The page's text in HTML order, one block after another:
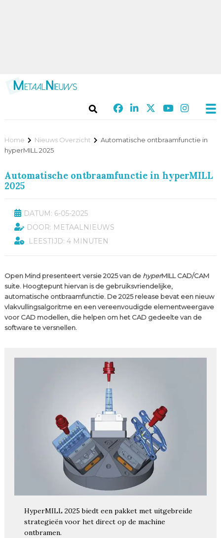
Home Nieuws Overzicht
Automatische ontbraamfunctie in
hyperMILL 2025
Automatische ontbraamfunctie in hyperMILL
2025
DATUM: 6-05-2025
DOOR: METAALNIEUWS
LEESTIJD: 4 MINUTEN
Open Mind presenteert versie 2025 van de hyperMILL CAD/CAM
suite. Hoogtepunt hiervan is de gebruiksvriendelijke,
automatische ontbraamfunctie. De 2025 release bevat een nieuw
vlakvullingsalgoritme en een vereenvoudigde elementweergave
voor CAD modellen, die helpen om het CAD gedeelte van de
software te versnellen.
HyperMILL 2025 biedt een pakket met uitgebreide
strategieën voor het direct op de machine
ontbramen.